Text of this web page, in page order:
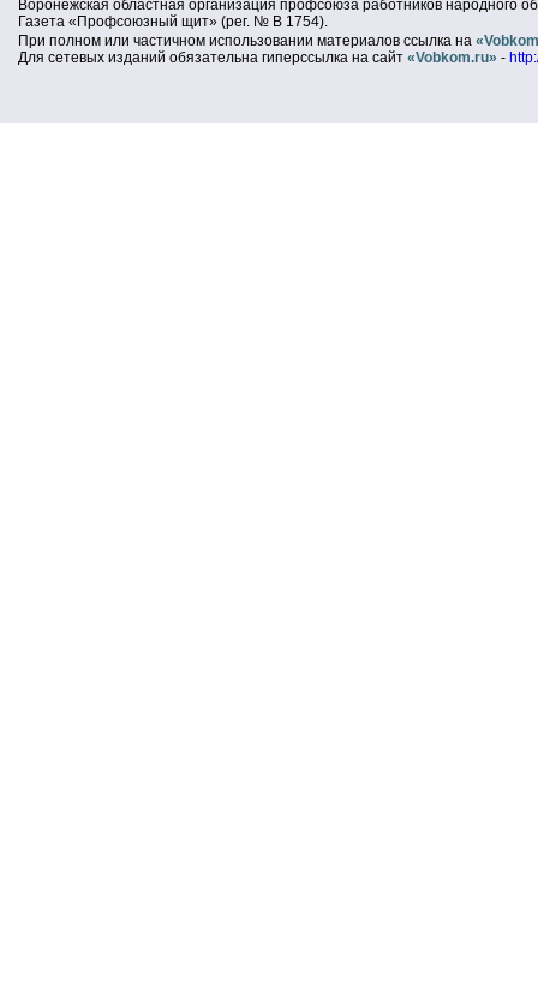
Воронежская областная организация профсоюза работников народного
Газета «Профсоюзный щит» (рег. № В 1754).
При полном или частичном использовании материалов ссылка на
Для сетевых изданий обязательна гиперссылка на сайт «Vobkom.ru» -